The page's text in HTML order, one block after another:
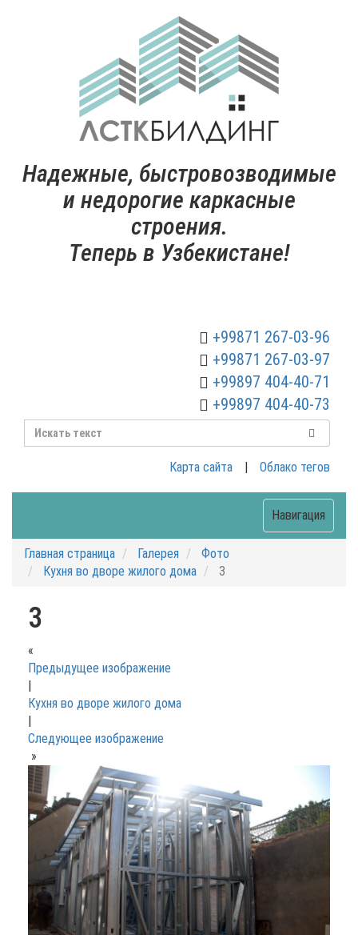
Надежные, быстровозводимые
и недорогие каркасные
строения.
Теперь в Узбекистане!
+99871 267-03-96
+99871 267-03-97
+99897 404-40-71
+99897 404-40-73
Облако тегов
|
Карта сайта
Навигация
Главная страница Галерея
Фото
Кухня во дворе жилого дома
3
3
«
Предыдущее изображение
|
Кухня во дворе жилого дома
|
Следующее изображение
»